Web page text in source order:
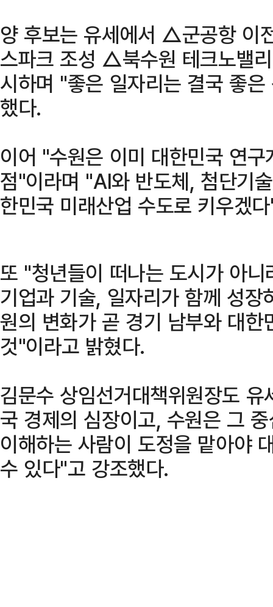
양 후보는 유세에서 △군공항 이
스파크 조성 △북수원 테크노밸
시하며 "좋은 일자리는 결국 좋
했다.
이어 "수원은 이미 대한민국 연
점"이라며 "AI와 반도체, 첨단기
한민국 미래산업 수도로 키우겠
또 "청년들이 떠나는 도시가 아
기업과 기술, 일자리가 함께 성
원의 변화가 곧 경기 남부와 대
것"이라고 밝혔다.
김문수 상임선거대책위원장도
국 경제의 심장이고, 수원은 그
이해하는 사람이 도정을 맡아야
수 있다"고 강조했다.